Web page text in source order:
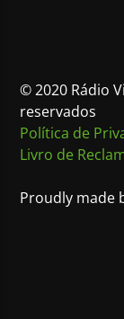
© 2020 Rádio
reservados
Política de
Livro de
Proudly made